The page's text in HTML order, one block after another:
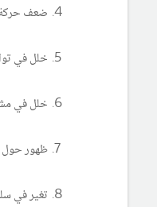
ضعف
خلل في
خلل في
ظهور
تغير في